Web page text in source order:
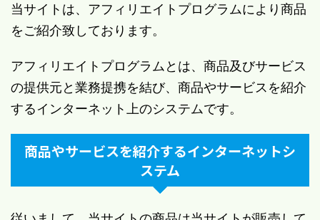
当サイトは、アフィリエイトプログラムにより商品
をご紹介致しております。
アフィリエイトプログラムとは、商品及びサービス
の提供元と業務提携を結び、商品やサービスを紹介
するインターネット上のシステムです。
商品やサービスを紹介するインターネットシ
ステム